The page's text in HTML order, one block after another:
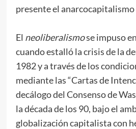
presente el
El neoliberalismose impuso
cuando estalló la crisis de la
1982 y a través de los
mediante las “Cartas de
decálogo del Consenso de
la década de los 90, bajo el
globalización capitalista con